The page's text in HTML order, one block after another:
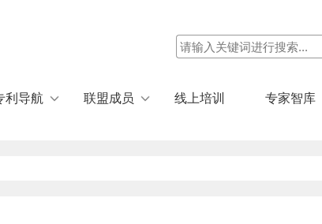
利导航 联盟成员 线上培训
专家智库